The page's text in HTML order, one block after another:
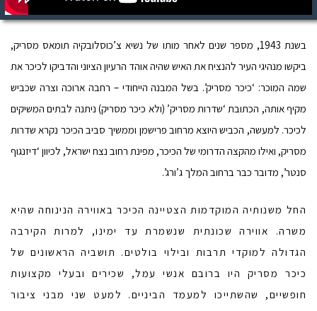
בשנת 1943, מספר שנים לאחר מותו של נשיא צ’כוסלובקיה תומאס מסריק,
ביקשו מנהיגי העיר להנציח את האיש שהיה אוהד הרעיון הציוני והדביקו לכיכר את
שמה המוכר: ‘כיכר מסריק’. בשל המבנה הייחודי – רחבה ארוכה וצרה שכביש
מקיף אותה, הכתובת ‘שדרות מסריק’ (ולא כיכר מסריק) ניתנה לבתים המשיקים
לכיכר. למעשה, הכביש היוצא מרחוב פרישמן וממשיך סביב הכיכר נקרא שדרות
מסריק, ואילו מהקצה הדרומי של הכיכר, מפינת רחוב נצח ישראל, לכיוון ‘דיזנגוף
סנטר’, מדובר כבר ברחוב המלך ג’ורג’.
החל משנותיה המוקדמות הצטיינה הכיכר באווירה הנינוחה שהיא
משרה. אווירה שכונתית שנשמרת עד ימינו, למרות הקירבה
הגדולה למוקדי תרבות ובילוי בולטים. תושביה הראשונים של
כיכר מסריק היו ברובם אנשי עמל, שכירים ובעלי מקצועות
חופשיים, שהשתייכו למעמד הביניים. למעט שני מבני ציבור